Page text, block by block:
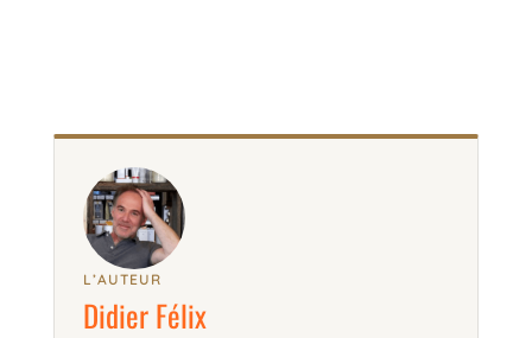
L’AUTEUR
Didier Félix